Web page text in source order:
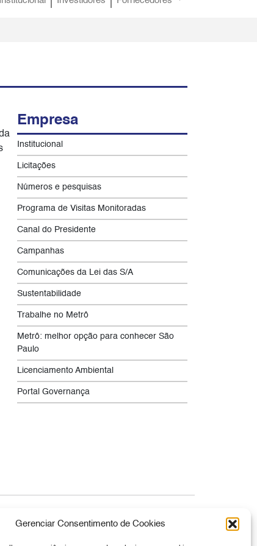
Gerenciar Consentimento de Cookies
Empresa
Institucional
Licitações
Números e pesquisas
Programa de Visitas Monitoradas
Canal do Presidente
Campanhas
Comunicações da Lei das S/A
Sustentabilidade
Trabalhe no Metrô
Metrô: melhor opção para conhecer São
Paulo
Licenciamento Ambiental
Portal Governança